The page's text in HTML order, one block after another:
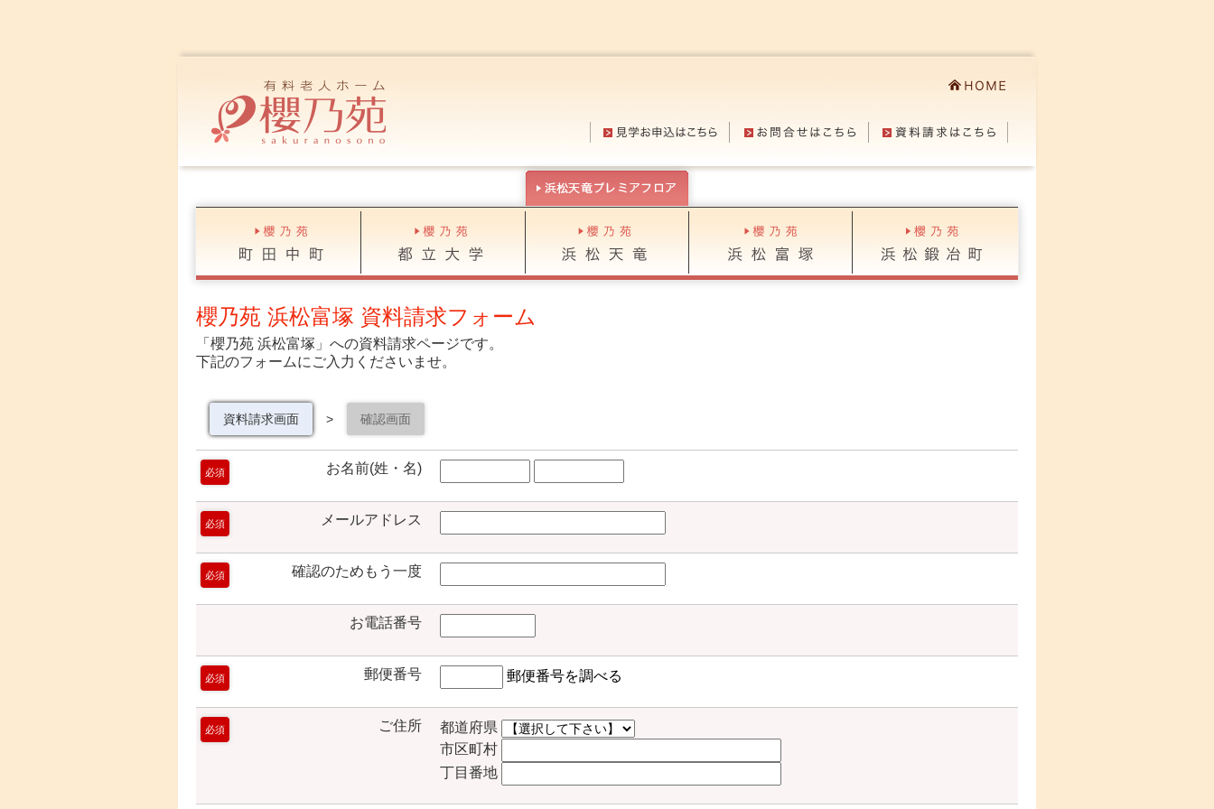
櫻乃苑 浜松富塚 資料請求フォーム
「櫻乃苑 浜松富塚」への資料請求ページです。
下記のフォームにご入力くださいませ。
資料請求画面 > 確認画面
必須 お名前(姓・名)
必須 メールアドレス
必須 確認のためもう一度
お電話番号
必須 郵便番号 郵便番号を調べる
必須 ご住所
都道府県
市区町村
丁目番地